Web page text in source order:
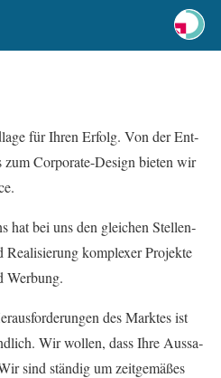
für Ihren Erfolg. Von der Ent­
Cor­po­ra­te-Design bie­ten wir
hat bei uns den glei­chen Stel­len­
kom­ple­xer Pro­jek­te
Wer­bung.
des Mark­tes ist
Wir wol­len, dass Ihre Aus­sa­
sind stän­dig um zeit­ge­mä­ßes